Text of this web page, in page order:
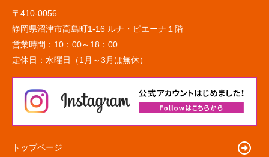
〒410-0056
静岡県沼津市高島町1-16 ルナ・ピエーナ１階
営業時間： 10：00～18：00
定休日： 水曜日（1月～3月は無休）
トップページ